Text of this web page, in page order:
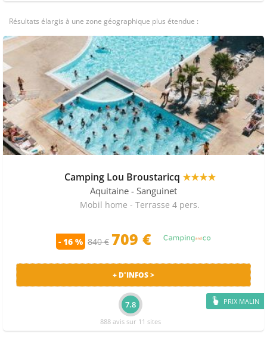
Résultats élargis à une zone géographique plus étendue :
Camping Lou Broustaricq ★★★★
Aquitaine - Sanguinet
Mobil home - Terrasse 4 pers.
- 16 % 840 € 709 €
PRIX MALIN
+ D'INFOS >
7.8
888 avis sur 11 sites